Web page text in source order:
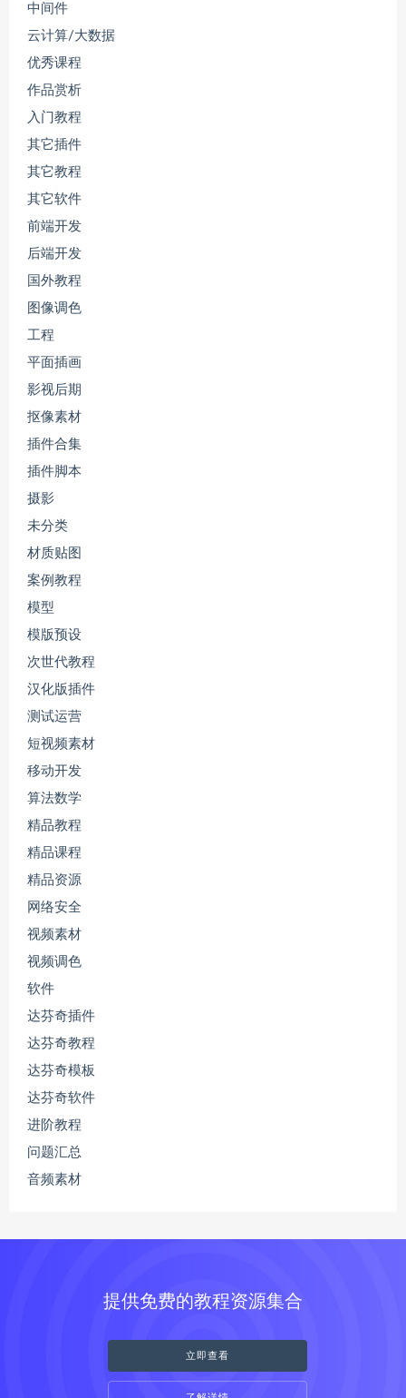
中间件
云计算/大数据
优秀课程
作品赏析
入门教程
其它插件
其它教程
其它软件
前端开发
后端开发
国外教程
图像调色
工程
平面插画
影视后期
抠像素材
插件合集
插件脚本
摄影
未分类
材质贴图
案例教程
模型
模版预设
次世代教程
汉化版插件
测试运营
短视频素材
移动开发
算法数学
精品教程
精品课程
精品资源
网络安全
视频素材
视频调色
软件
达芬奇插件
达芬奇教程
达芬奇模板
达芬奇软件
进阶教程
问题汇总
音频素材
提供免费的教程资源集合
立即查看